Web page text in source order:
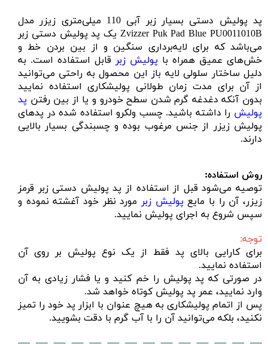
پد پولیش دستی بسیار زبر آبی 110 ميلی‌متری زیزر مدل
Zvizzer Puk Pad Blue PU0011010B یک پد پولیش دستی زبر
می‌باشد که برای لایه‌برداری سنگین و از بین بردن خط و
خش‌های عمیق همراه با پولیش زبر قابل استفاده است. به
دلیل ساختار سلولی لایه باز این محصول به راحتی می‌توانید
از آن برای مدت زمان طولانی پولیشکاری استفاده نمایید
بدون آنکه دغدغه گرم شدن سطح خودرو و یا از بین رفتن پد
پولیش را داشته باشید. چسب ولکرو استفاده شده در پدهای
پولیش زیزر از جنس مرغوب بوده و چسبندگی بسیار بالایی
دارند.
روش استفاده:
توصیه می‌شود قبل از استفاده از پد پولیش دستی زبر قرمز
زیزر، آن را با مایع پولیش زبر مورد نظر خود آغشته نموده و
سپس شروع به اجرای پولیش نمایید.
توجه:
برای کارایی بالای پد فقط از یک نوع پولیش بر روی آن
استفاده نمایید.
در صورتی که پد پولیش را خم کنید و یا فشار زیادی به آن
وارد نمایید، عمر پد پولیش کوتاه خواهد شد.
پس از اتمام پولیشکاری به هیچ عنوان با ابزار پد خود را تمیز
نکنید، بلکه می‌توانید آن را با آب گرم با دقت بشویید.